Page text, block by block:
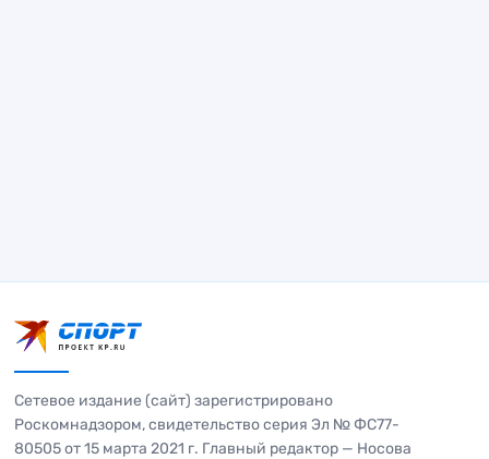
Сетевое издание (сайт) зарегистрировано
Роскомнадзором, свидетельство серия Эл № ФС77-
80505 от 15 марта 2021 г. Главный редактор — Носова